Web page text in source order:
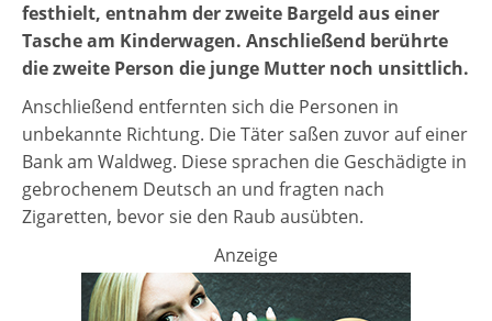
festhielt, entnahm der zweite Bargeld aus einer
Tasche am Kinderwagen. Anschließend berührte
die zweite Person die junge Mutter noch unsittlich.
Anschließend entfernten sich die Personen in
unbekannte Richtung. Die Täter saßen zuvor auf einer
Bank am Waldweg. Diese sprachen die Geschädigte in
gebrochenem Deutsch an und fragten nach
Zigaretten, bevor sie den Raub ausübten.
Anzeige